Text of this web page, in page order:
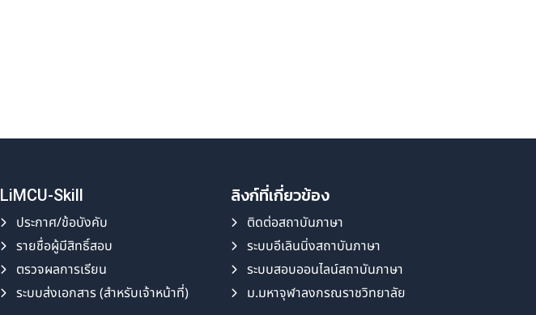
LiMCU-Skill
ประกาศ/ข้อบังคับ
รายชื่อผู้มีสิทธิ์สอบ
ตรวจผลการเรียน
ระบบส่งเอกสาร (สำหรับเจ้าหน้าที่)
ลิงก์ที่เกี่ยวข้อง
ติดต่อสถาบันภาษา
ระบบอีเลินนิ่งสถาบันภาษา
ระบบสอบออนไลน์สถาบันภาษา
ม.มหาจุฬาลงกรณราชวิทยาลัย